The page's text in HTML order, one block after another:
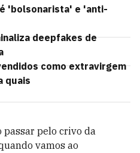
'bolsonarista' e 'anti-
deepfakes de
como extravirgem
quais
passar pelo crivo da
vamos ao